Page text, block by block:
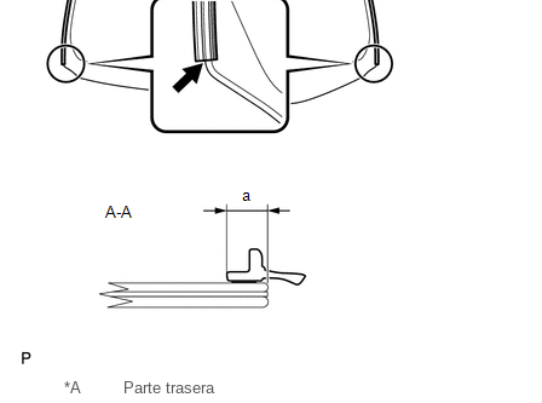
*A Parte trasera